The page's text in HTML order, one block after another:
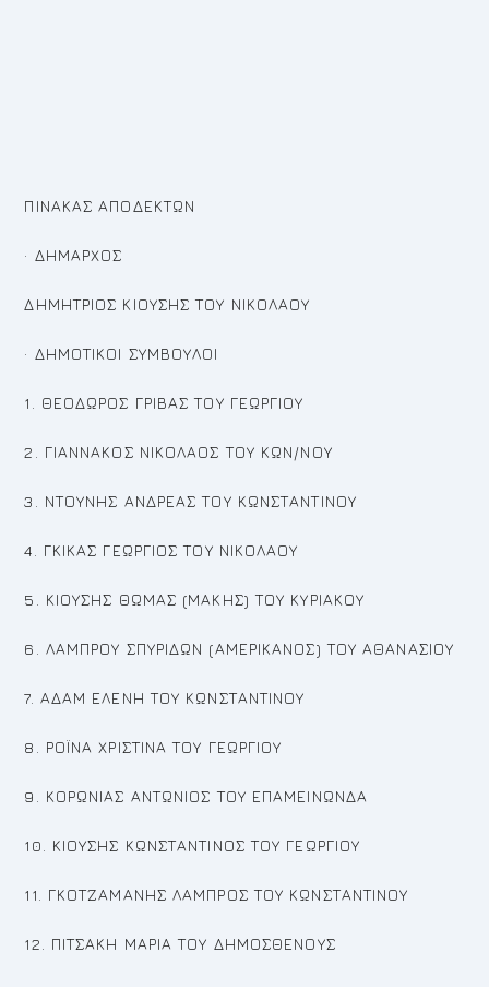
ΠΙΝΑΚΑΣ ΑΠΟΔΕΚΤΩΝ
· ΔΗΜΑΡΧΟΣ
ΔΗΜΗΤΡΙΟΣ ΚΙΟΥΣΗΣ ΤΟΥ ΝΙΚΟΛΑΟΥ
· ΔΗΜΟΤΙΚΟΙ ΣΥΜΒΟΥΛΟΙ
1. ΘΕΟΔΩΡΟΣ ΓΡΙΒΑΣ ΤΟΥ ΓΕΩΡΓΙΟΥ
2. ΓΙΑΝΝΑΚΟΣ ΝΙΚΟΛΑΟΣ ΤΟΥ ΚΩΝ/ΝΟΥ
3. ΝΤΟΥΝΗΣ ΑΝΔΡΕΑΣ ΤΟΥ ΚΩΝΣΤΑΝΤΙΝΟΥ
4. ΓΚΙΚΑΣ ΓΕΩΡΓΙΟΣ ΤΟΥ ΝΙΚΟΛΑΟΥ
5. ΚΙΟΥΣΗΣ ΘΩΜΑΣ (ΜΑΚΗΣ) ΤΟΥ ΚΥΡΙΑΚΟΥ
6. ΛΑΜΠΡΟΥ ΣΠΥΡΙΔΩΝ (ΑΜΕΡΙΚΑΝΟΣ) ΤΟΥ ΑΘΑΝΑΣΙΟΥ
7. ΑΔΑΜ ΕΛΕΝΗ ΤΟΥ ΚΩΝΣΤΑΝΤΙΝΟΥ
8. ΡΟΪΝΑ ΧΡΙΣΤΙΝΑ ΤΟΥ ΓΕΩΡΓΙΟΥ
9. ΚΟΡΩΝΙΑΣ ΑΝΤΩΝΙΟΣ ΤΟΥ ΕΠΑΜΕΙΝΩΝΔΑ
10. ΚΙΟΥΣΗΣ ΚΩΝΣΤΑΝΤΙΝΟΣ ΤΟΥ ΓΕΩΡΓΙΟΥ
11. ΓΚΟΤΖΑΜΑΝΗΣ ΛΑΜΠΡΟΣ ΤΟΥ ΚΩΝΣΤΑΝΤΙΝΟΥ
12. ΠΙΤΣΑΚΗ ΜΑΡΙΑ ΤΟΥ ΔΗΜΟΣΘΕΝΟΥΣ